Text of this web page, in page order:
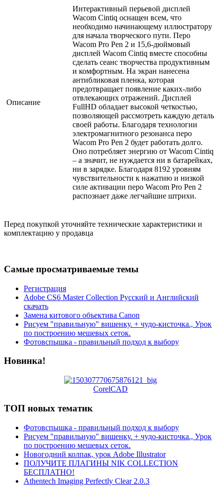
Описание
Интерактивный перьевой дисплей
Wacom Cintiq оснащен всем, что
необходимо начинающему иллюстратору
для начала творческого пути. Перо
Wacom Pro Pen 2 и 15,6-дюймовый
дисплей Wacom Cintiq вместе способны
сделать сеанс творчества продуктивным
и комфортным. На экран нанесена
антибликовая пленка, которая
предотвращает появление каких-либо
отвлекающих отражений. Дисплей
FullHD обладает высокой четкостью,
позволяющей рассмотреть каждую деталь
своей работы. Благодаря технологии
электромагнитного резонанса перо
Wacom Pro Pen 2 будет работать долго.
Оно потребляет энергию от Wacom Cintiq
– а значит, не нуждается ни в батарейках,
ни в зарядке. Благодаря 8192 уровням
чувствительности к нажатию и низкой
силе активации перо Wacom Pro Pen 2
распознает даже легчайшие штрихи.
Перед покупкой уточняйте технические характеристики и
комплектацию у продавца
Самые просматриваемые темы
Регистрация
Adobe CS6 Master Collection Русский и Английский
скачать
Замена китового объектива Canon
Рисуем "правильную" вишенку. + чудо-кисточка., Урок
по построению мешевых сеток.
Фотовспышка - правильный подход к выбору
Новинка!
CorelCAD
ТОП новых тематик
Фотовспышка - правильный подход к выбору
Рисуем "правильную" вишенку. + чудо-кисточка., Урок
по построению мешевых сеток.
Новогодний колпак, урок Adobe Illustrator
ПОЛУЧИТЕ ПЛАГИНЫ NIK COLLECTION
БЕСПЛАТНО!
Athentech Imaging Perfectly Clear 2.0.3